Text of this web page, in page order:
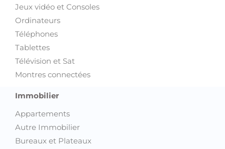
Jeux vidéo et Consoles
Ordinateurs
Téléphones
Tablettes
Télévision et Sat
Montres connectées
Immobilier
Appartements
Autre Immobilier
Bureaux et Plateaux